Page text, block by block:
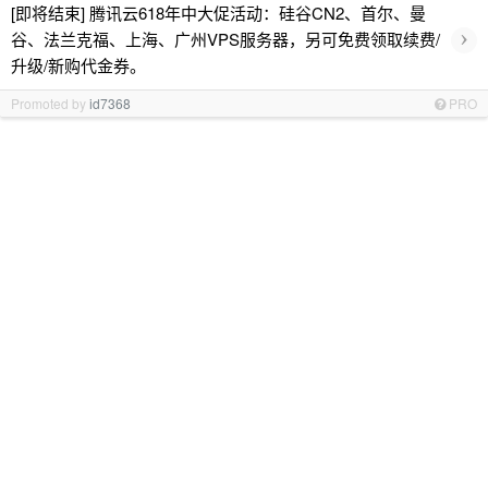
[即将结束] 腾讯云618年中大促活动：硅谷CN2、首尔、曼
谷、法兰克福、上海、广州VPS服务器，另可免费领取续费/
升级/新购代金券。
›
Promoted byid7368 PRO